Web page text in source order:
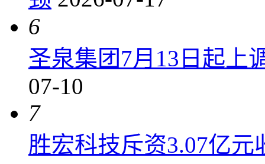
6
圣泉集团7月13日起上
07-10
7
胜宏科技斥资3.07亿